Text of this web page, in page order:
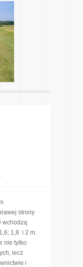
strony
wchodzą
1,8 i 2 m.
nie tylko
lecz
i